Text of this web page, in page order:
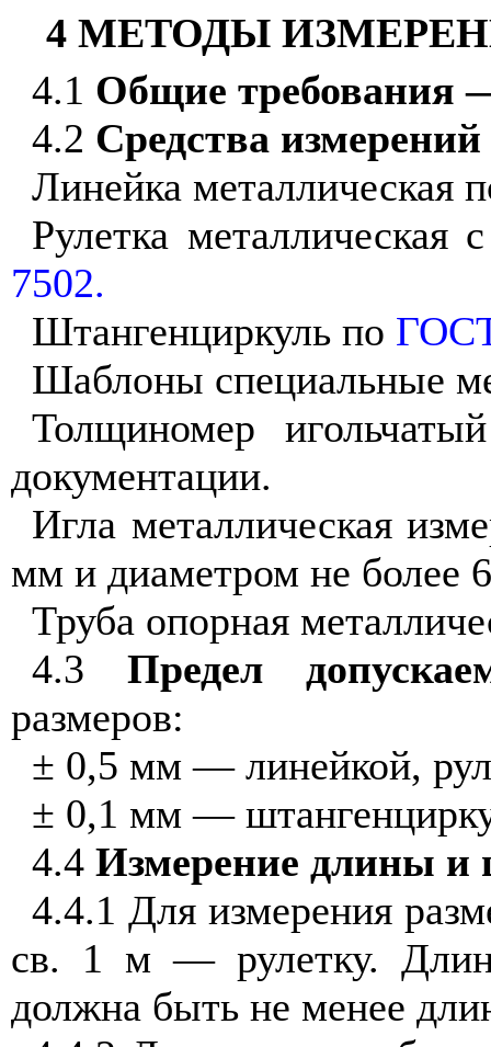
4 МЕТОДЫ
4.1 Общие требования
4.2 Средства измерений
Линейка металлическая
Рулетка
7502.
Штангенциркуль по
Шаблоны специальные
Толщиномер
документации.
Игла металлическая
мм и диаметром не более
Труба опорная
4.3 Предел
размеров:
± 0,5 мм — линейкой,
± 0,1 мм —
4.4Измерение длины
4.4.1 Для измерения
св. 1 м — рулетку.
должна быть не менее